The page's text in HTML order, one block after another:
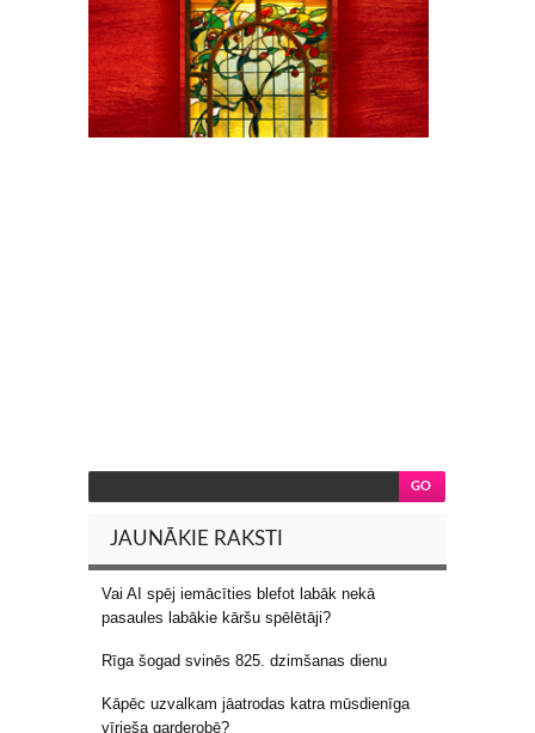
JAUNĀKIE RAKSTI
Vai AI spēj iemācīties blefot labāk nekā
pasaules labākie kāršu spēlētāji?
Rīga šogad svinēs 825. dzimšanas dienu
Kāpēc uzvalkam jāatrodas katra mūsdienīga
vīrieša garderobē?